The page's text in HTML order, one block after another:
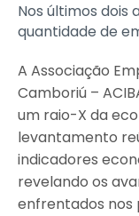
Nos últimos dois
quantidade de
A Associação
Camboriú –
um raio-X da
levantamento
indicadores
revelando os
enfrentados nos